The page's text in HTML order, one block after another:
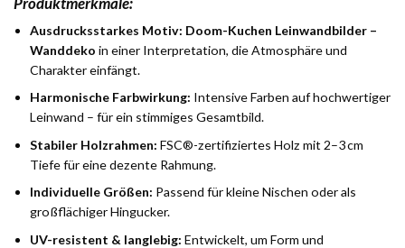
Ausdrucksstarkes Motiv: Doom-Kuchen Leinwandbilder –
Wanddeko in einer Interpretation, die Atmosphäre und
Charakter einfängt.
Harmonische Farbwirkung: Intensive Farben auf hochwertiger
Leinwand – für ein stimmiges Gesamtbild.
Stabiler Holzrahmen: FSC®-zertifiziertes Holz mit 2–3 cm
Tiefe für eine dezente Rahmung.
Individuelle Größen: Passend für kleine Nischen oder als
großflächiger Hingucker.
UV-resistent & langlebig: Entwickelt, um Form und